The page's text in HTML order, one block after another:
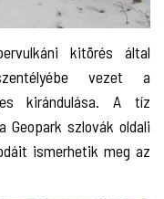
kitörés által
vezet a
kirándulása. A tíz
Geopark szlovák oldali
ismerhetik meg az